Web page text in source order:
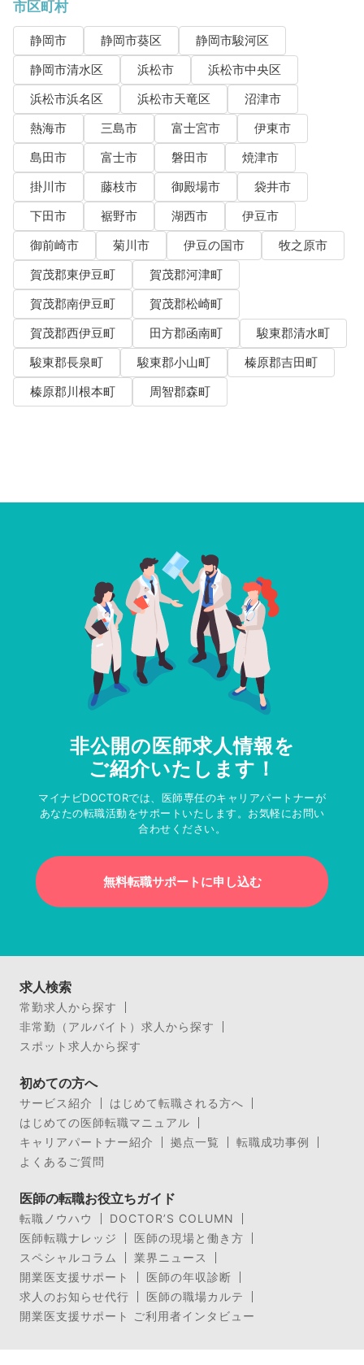
市区町村
静岡市 静岡市葵区
静岡市駿河区
静岡市清水区
浜松市
浜松市中央区
浜松市浜名区
浜松市天竜区
沼津市
熱海市
三島市 富士宮市
伊東市
島田市
富士市 磐田市
焼津市
掛川市
藤枝市 御殿場市
袋井市
下田市
裾野市 湖西市
伊豆市
御前崎市
菊川市 伊豆の国市
牧之原市
賀茂郡東伊豆町
賀茂郡河津町
賀茂郡南伊豆町
賀茂郡松崎町
賀茂郡西伊豆町
田方郡函南町
駿東郡清水町
駿東郡長泉町
駿東郡小山町
榛原郡吉田町
榛原郡川根本町
周智郡森町
非公開の医師求人情報を
ご紹介いたします！
マイナビDOCTORでは、医師専任のキャリアパートナーが
あなたの転職活動をサポートいたします。お気軽にお問い
合わせください。
無料転職サポートに申し込む
求人検索
常勤求人から探す
非常勤（アルバイト）求人から探す
スポット求人から探す
初めての方へ
サービス紹介
はじめて転職される方へ
はじめての医師転職マニュアル
キャリアパートナー紹介
拠点一覧
転職成功事例
よくあるご質問
医師の転職お役立ちガイド
転職ノウハウ
DOCTOR’S COLUMN
医師転職ナレッジ
医師の現場と働き方
スペシャルコラム
業界ニュース
開業医支援サポート
医師の年収診断
求人のお知らせ代行
医師の職場カルテ
開業医支援サポート ご利用者インタビュー